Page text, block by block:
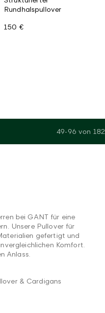
Rundhalspullover
150 €
49-96 von 182
bei GANT für eine
Unsere Pullover für
gefertigt und
Komfort.
Anlass.
& Cardigans